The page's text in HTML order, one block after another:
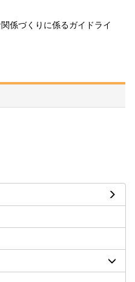
係づくりに係るガイドライ